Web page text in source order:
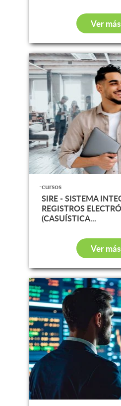
Ver
-cursos
SIRE - SISTEMA
REGISTROS
(CASUÍSTICA...
Ver